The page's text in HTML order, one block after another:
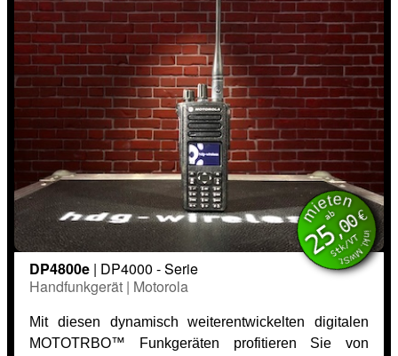
mieten
inkl. MwSt.
ab
25,00€
Stk/VT
DP4800e | DP4000 - Serie
Handfunkgerät | Motorola
Mit diesen dynamisch weiterentwickelten digitalen
MOTOTRBO™ Funkgeräten profitieren Sie von